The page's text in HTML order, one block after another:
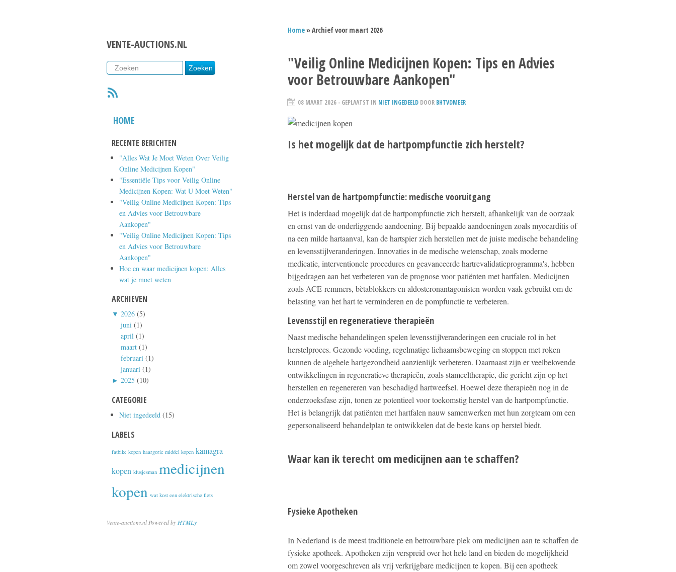
VENTE-AUCTIONS.NL
HOME
RECENTE BERICHTEN
"Alles Wat Je Moet Weten Over Veilig
Online Medicijnen Kopen"
"Essentiële Tips voor Veilig Online
Medicijnen Kopen: Wat U Moet Weten"
"Veilig Online Medicijnen Kopen: Tips
en Advies voor Betrouwbare
Aankopen"
"Veilig Online Medicijnen Kopen: Tips
en Advies voor Betrouwbare
Aankopen"
Hoe en waar medicijnen kopen: Alles
wat je moet weten
ARCHIEVEN
▼ 2026 (5)
juni (1)
april (1)
maart (1)
februari (1)
januari (1)
► 2025 (10)
CATEGORIE
Niet ingedeeld (15)
LABELS
fatbike kopen haargorie middel kopen kamagra
kopen klusjesman medicijnen
kopen wat kost een elektrische fiets
Vente-auctions.nl Powered by HTMLy
Home» Archief voor maart 2026
"Veilig Online Medicijnen Kopen: Tips en Advies
voor Betrouwbare Aankopen"
08 MAART 2026 - GEPLAATST IN NIET INGEDEELD DOOR BHTVDMEER
Is het mogelijk dat de hartpompfunctie zich herstelt?
Herstel van de hartpompfunctie: medische vooruitgang
Het is inderdaad mogelijk dat de hartpompfunctie zich herstelt, afhankelijk van de oorzaak
en ernst van de onderliggende aandoening. Bij bepaalde aandoeningen zoals myocarditis of
na een milde hartaanval, kan de hartspier zich herstellen met de juiste medische behandeling
en levensstijlveranderingen. Innovaties in de medische wetenschap, zoals moderne
medicatie, interventionele procedures en geavanceerde hartrevalidatieprogramma's, hebben
bijgedragen aan het verbeteren van de prognose voor patiënten met hartfalen. Medicijnen
zoals ACE-remmers, bètablokkers en aldosteronantagonisten worden vaak gebruikt om de
belasting van het hart te verminderen en de pompfunctie te verbeteren.
Levensstijl en regeneratieve therapieën
Naast medische behandelingen spelen levensstijlveranderingen een cruciale rol in het
herstelproces. Gezonde voeding, regelmatige lichaamsbeweging en stoppen met roken
kunnen de algehele hartgezondheid aanzienlijk verbeteren. Daarnaast zijn er veelbelovende
ontwikkelingen in regeneratieve therapieën, zoals stamceltherapie, die gericht zijn op het
herstellen en regenereren van beschadigd hartweefsel. Hoewel deze therapieën nog in de
onderzoeksfase zijn, tonen ze potentieel voor toekomstig herstel van de hartpompfunctie.
Het is belangrijk dat patiënten met hartfalen nauw samenwerken met hun zorgteam om een
gepersonaliseerd behandelplan te ontwikkelen dat de beste kans op herstel biedt.
Waar kan ik terecht om medicijnen aan te schaffen?
Fysieke Apotheken
In Nederland is de meest traditionele en betrouwbare plek om medicijnen aan te schaffen de
fysieke apotheek. Apotheken zijn verspreid over het hele land en bieden de mogelijkheid
om zowel voorgeschreven als vrij verkrijgbare medicijnen te kopen. Bij een apotheek